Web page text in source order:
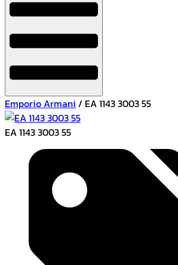
Emporio Armani / EA 1143 3003 55
EA 1143 3003 55